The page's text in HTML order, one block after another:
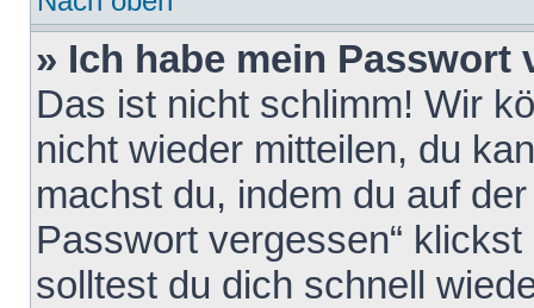
» Ich habe mein Passwort
Das ist nicht schlimm! Wir
nicht wieder mitteilen, du
machst du, indem du auf
Passwort vergessen“
solltest du dich schnell